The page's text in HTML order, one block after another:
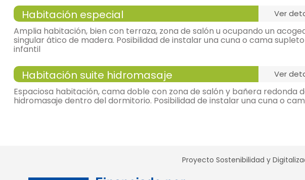
habitación doble
Calefacción,
- habitación con cuarto de baño. Incluye:
Habitación especial ver
Amplia habitación, bien con terraza, zona de salón u ocupando un
singular ático de madera. Posibilidad de instalar una cuna o cama
infantil
habitación doble
- habitación con cuarto de baño. Incluye:
Habitación suite hidromasaje ver
Espaciosa habitación, cama doble con zona de salón y bañera redonda
hidromasaje dentro del dormitorio. Posibilidad de instalar una cuna o
Proyecto Sostenibilidad y